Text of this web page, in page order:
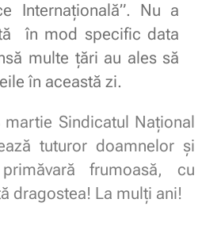
Internaţională”. Nu a
în mod specific data
multe ţări au ales să
în această zi.
Sindicatul Național
tuturor doamnelor și
frumoasă, cu
dragostea! La mulți ani!